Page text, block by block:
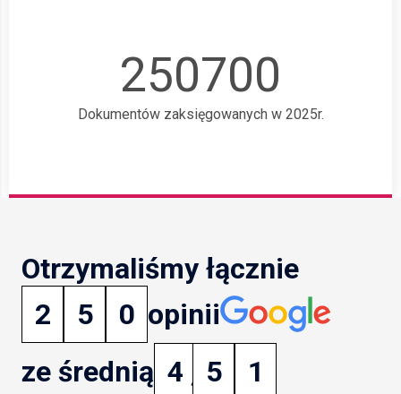
250700
Dokumentów zaksięgowanych w 2025r.
Otrzymaliśmy łącznie
2
5 0 opinii
ze średnią 4 5 1